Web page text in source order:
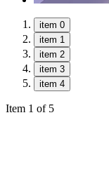
item 0
item 1
item 2
item 3
item 4
Item 1 of 5